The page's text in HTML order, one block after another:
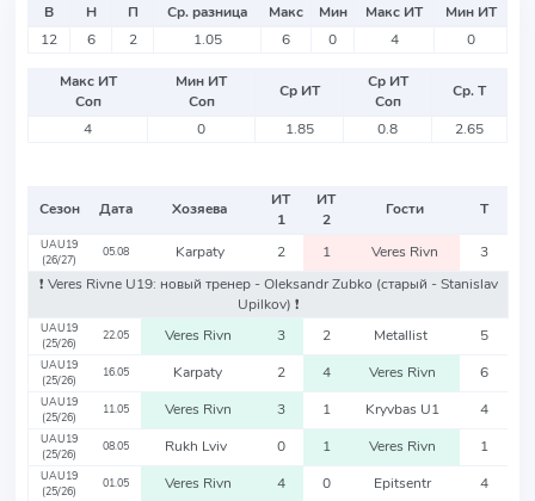
В Н П Ср. разница Макс Мин Макс ИТ
Мин ИТ
12
6 2 1.05 6 0 4 0
Макс ИТ
Соп
Мин ИТ
Соп
Ср ИТ
Ср ИТ
Соп
Ср. Т
4
0 1.85 0.8 2.65
Сезон Дата Хозяева
ИТ
1
ИТ
2
Гости Т
UAU19
(26/27)
05.08 Karpaty 2 1 Veres Rivn
3
❗️ Veres Rivne U19: новый тренер - Oleksandr Zubko (старый - Stanislav
Upilkov) ❗️
UAU19
(25/26)
22.05 Veres Rivn 3 2 Metallist 5
UAU19
(25/26)
16.05 Karpaty 2 4 Veres Rivn 6
UAU19
(25/26)
11.05 Veres Rivn 3 1 Kryvbas U1 4
UAU19
(25/26)
08.05 Rukh Lviv 0 1 Veres Rivn 1
UAU19
(25/26)
01.05 Veres Rivn 4 0 Epitsentr 4